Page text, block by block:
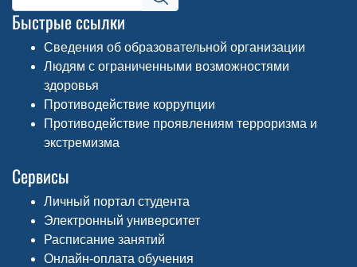
Быстрые ссылки
Сведения об образовательной организации
Людям с ограниченными возможностями
здоровья
Противодействие коррупции
Противодействие проявлениям терроризма и
экстремизма
Сервисы
Личный портал студента
Электронный университет
Расписание занятий
Онлайн-оплата обучения